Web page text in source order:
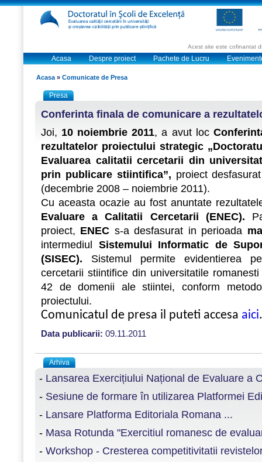
Acest site este cofinantat
Acasa Despre proiect Pachete de Lucru
Acasa » Comunicate de Presa
Presa
Conferinta finala de comunicare a
Joi, 10 noiembrie 2011, a avut loc C
rezultatelor proiectului strategic
Evaluarea calitatii cercetarii din
prin publicare stiintifica”, proiect
(decembrie 2008 – noiembrie 2011).
Cu aceasta ocazie au fost anuntate
Evaluare a Calitatii Cercetarii (ENEC).
proiect, ENEC s-a desfasurat in perioada
intermediul Sistemului Informatic de
(SISEC). Sistemul
permite evidentierea
cercetarii stiintifice din universitatile
42 de domenii ale stiintei, conform
proiectului.
Comunicatul de presa il puteti accesa aici.
Data publicarii: 09.11.2011
Arhiva
- Lansarea Exercițiului Național de Evaluare a
- Sesiune de formare în utilizarea Platformei
- Lansare Platforma Editoriala Romana ...
- Masa Rotunda "Exercitiul romanesc de
- Workshop - Cresterea competitivitatii